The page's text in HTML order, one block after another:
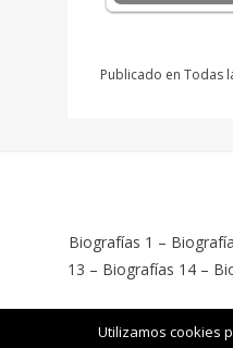
Publicado en Todas
Biografías 1 –
13 – Biografías 14 –
Cambium Theme por
Utilizamos cookies